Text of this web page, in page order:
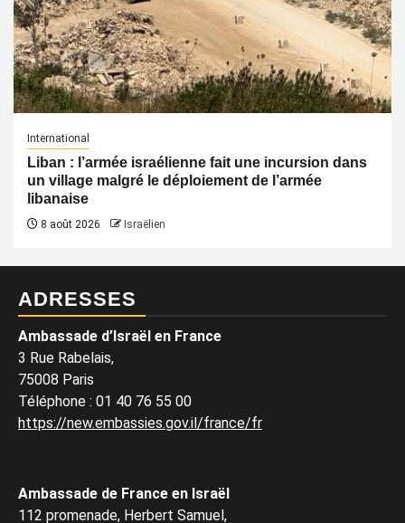
International
Liban : l’armée israélienne fait une incursion dans
un village malgré le déploiement de l’armée
libanaise
8 août 2026 Israëlien
ADRESSES
Ambassade d’Israël en France
3 Rue Rabelais,
75008 Paris
Téléphone : 01 40 76 55 00
https://new.embassies.gov.il/france/fr
Ambassade de France en Israël
112 promenade, Herbert Samuel,